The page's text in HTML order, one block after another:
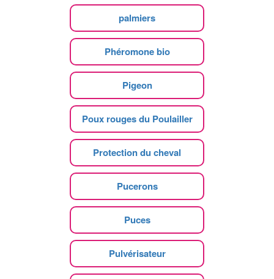
palmiers
Phéromone bio
Pigeon
Poux rouges du Poulailler
Protection du cheval
Pucerons
Puces
Pulvérisateur